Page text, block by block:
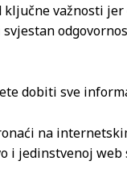
važnosti
dobiti sve
na
i jedinstvenoj